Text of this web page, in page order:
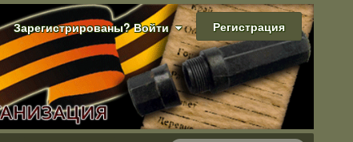
Зарегистрированы? Войти Регистрация